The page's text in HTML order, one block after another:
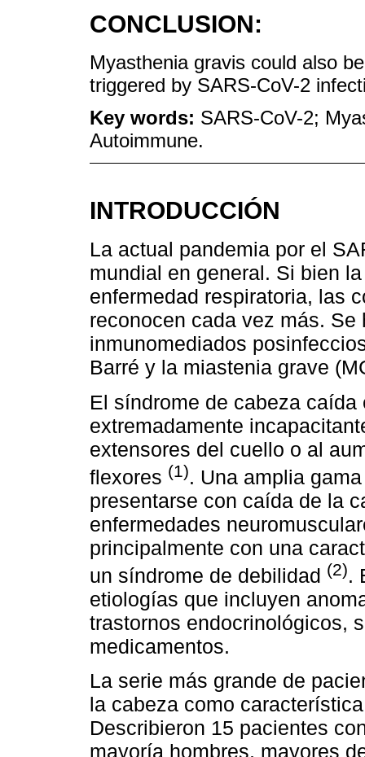
CONCLUSION:
Myasthenia gravis could also
triggered by SARS-CoV-2
Key words: SARS-CoV-2;
Autoimmune.
INTRODUCCIÓN
La actual pandemia por el
mundial en general. Si bien
enfermedad respiratoria, las
reconocen cada vez más.
inmunomediados
Barré y la miastenia grave
El síndrome de cabeza
extremadamente
extensores del cuello o al
flexores (1). Una amplia
presentarse con caída de la
enfermedades
principalmente con una
un síndrome de debilidad (2).
etiologías que incluyen
trastornos endocrinológicos,
medicamentos.
La serie más grande de
la cabeza como
Describieron 15 pacientes
mayoría hombres, mayores